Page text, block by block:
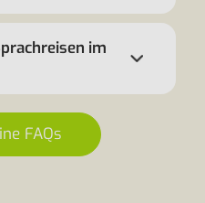
im
FAQs